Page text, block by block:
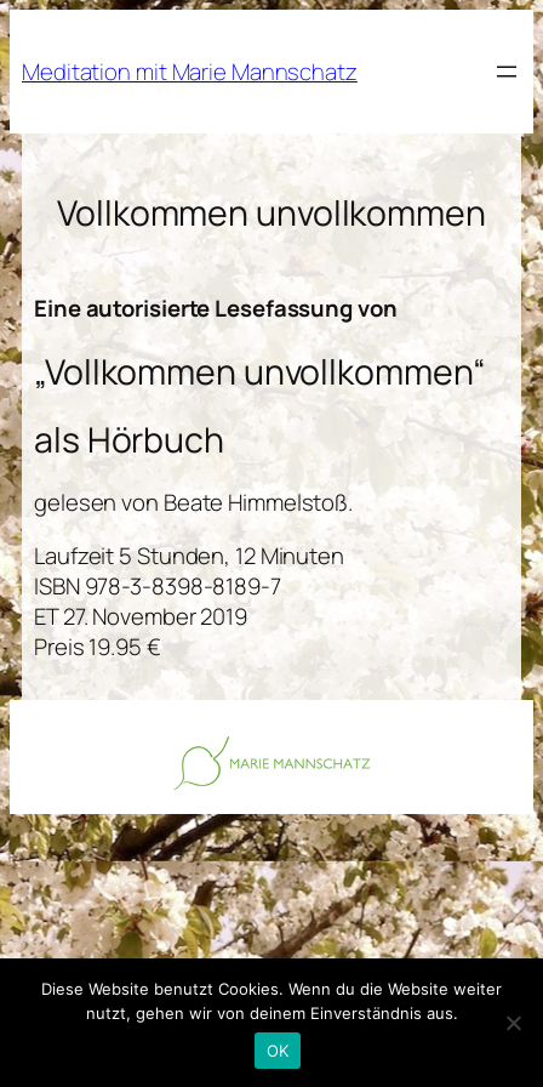
Zum
Inhalt
springen
Meditation mit Marie Mannschatz
Vollkommen unvollkommen
Eine autorisierte Lesefassung von
„Vollkommen unvollkommen“
als Hörbuch
gelesen von Beate Himmelstoß.
Laufzeit 5 Stunden, 12 Minuten
ISBN 978-3-8398-8189-7
ET 27. November 2019
Preis 19.95 €
Diese Website benutzt Cookies. Wenn du die Website weiter
nutzt, gehen wir von deinem Einverständnis aus.
OK